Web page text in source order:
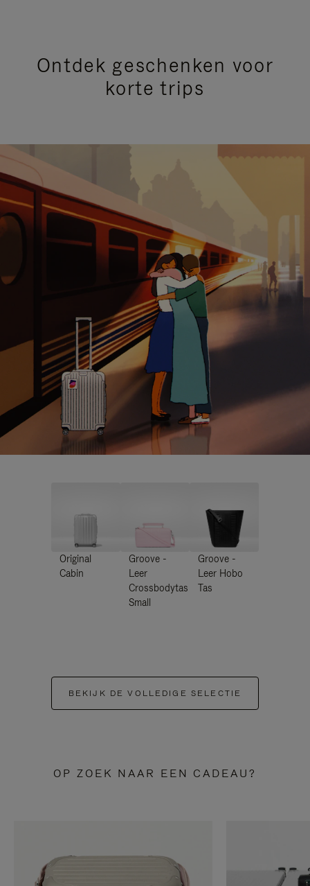
Ontdek geschenken voor
korte trips
Original
Cabin
Groove -
Leer
Crossbodytas
Small
Groove -
Leer Hobo
Tas
BEKIJK DE VOLLEDIGE SELECTIE
OP ZOEK NAAR EEN CADEAU?